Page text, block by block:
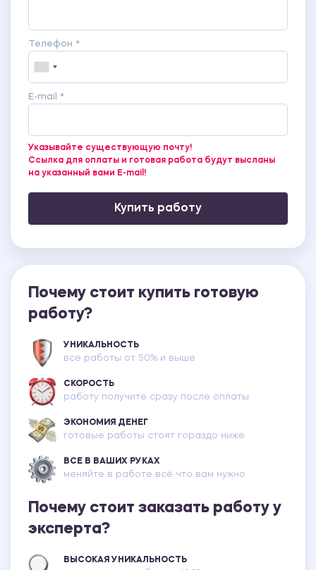
Телефон *
E-mail *
Указывайте существующую почту!
Ссылка для оплаты и готовая работа будут высланы
на указанный вами E-mail!
Купить работу
Почему стоит купить готовую
работу?
УНИКАЛЬНОСТЬ
все работы от 50% и выше
СКОРОСТЬ
работу получите сразу после оплаты
ЭКОНОМИЯ ДЕНЕГ
готовые работы стоят гораздо ниже
ВСЕ В ВАШИХ РУКАХ
меняйте в работе всё что вам нужно
Почему стоит заказать работу у
эксперта?
ВЫСОКАЯ УНИКАЛЬНОСТЬ